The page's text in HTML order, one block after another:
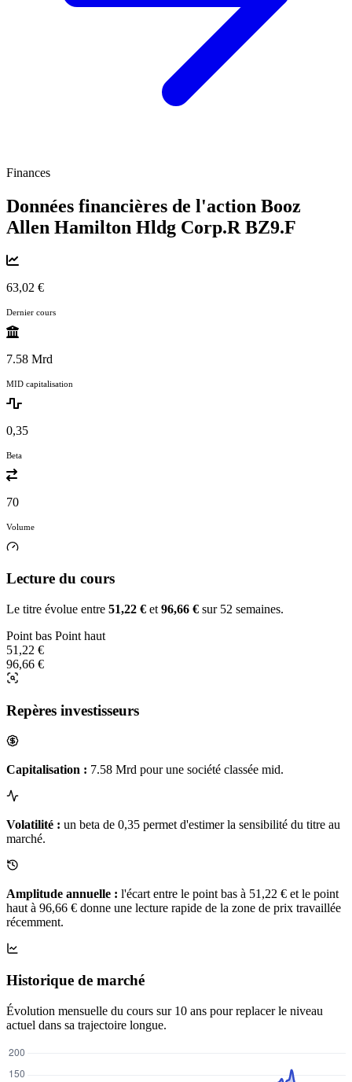
Finances
Données financières de l'action Booz
Allen Hamilton Hldg Corp.R BZ9.F
63,02 €
Dernier cours
7.58 Mrd
MID capitalisation
0,35
Beta
70
Volume
Lecture du cours
Le titre évolue entre 51,22 € et 96,66 € sur 52 semaines.
Point bas Point haut
51,22 €
96,66 €
Repères investisseurs
Capitalisation : 7.58 Mrd pour une société classée mid.
Volatilité : un beta de 0,35 permet d'estimer la sensibilité du titre au
marché.
Amplitude annuelle : l'écart entre le point bas à 51,22 € et le point
haut à 96,66 € donne une lecture rapide de la zone de prix travaillée
récemment.
Historique de marché
Évolution mensuelle du cours sur 10 ans pour replacer le niveau
actuel dans sa trajectoire longue.